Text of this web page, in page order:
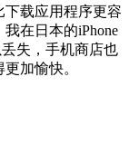
下载应用程序更容
在日本的iPhone
失，手机商店也
加愉快。